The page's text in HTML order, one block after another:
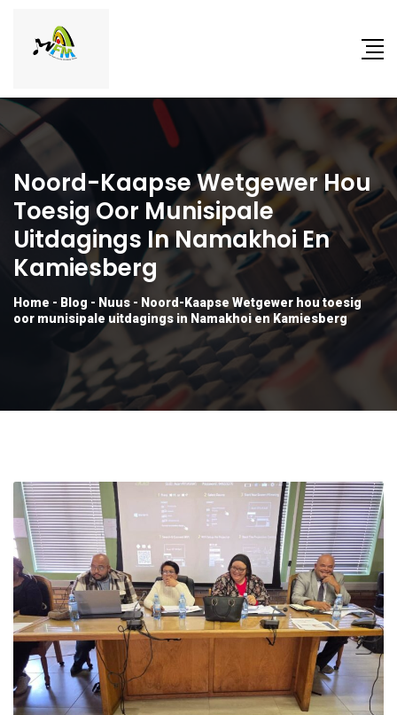
Noord-Kaapse Wetgewer Hou
Toesig Oor Munisipale
Uitdagings In Namakhoi En
Kamiesberg
Home - Blog - Nuus - Noord-Kaapse Wetgewer hou toesig
oor munisipale uitdagings in Namakhoi en Kamiesberg